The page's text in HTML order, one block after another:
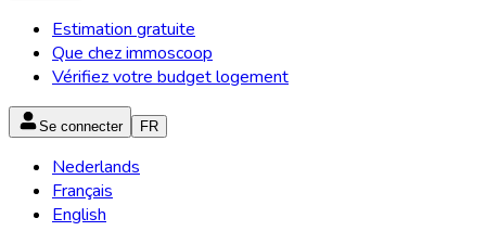
Estimation gratuite
Que chez immoscoop
Vérifiez votre budget logement
Se connecter FR
Nederlands
Français
English